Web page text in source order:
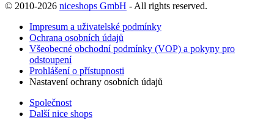
© 2010-2026 niceshops GmbH - All rights reserved.
Impresum a uživatelské podmínky
Ochrana osobních údajů
Všeobecné obchodní podmínky (VOP) a pokyny pro
odstoupení
Prohlášení o přístupnosti
Nastavení ochrany osobních údajů
Společnost
Další nice shops